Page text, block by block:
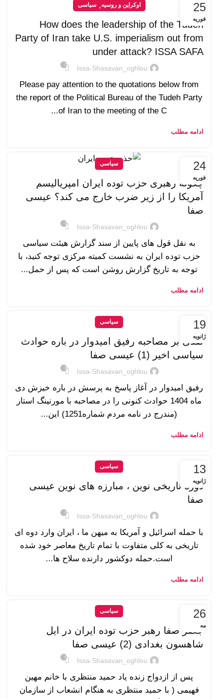
25
فوریه
اوکراین و روسیه,سیاسی
How does the leadership of the Tudeh
Party of Iran take U.S. imperialism out from
under attack? ISSA SAFA
Issa-Shasavan_oghlou
0
Please pay attention to the quotations below from
the report of the Political Bureau of the Tudeh Party
of Iran to the meeting of the C...
ادامه مطلب
24
فوریه
سیاسی
چگونه رهبری حزب توده ایران امپریالیسم
آمریکا را از زیر ضرب خارج می کند؟ عیسی
صفا
Issa-Shasavan_oghlou
0
به نقل قول های پایین از سند گزارش هیئت سیاسی
حزب توده ایران به نشست کمیته مرکزی توجه کنید، با
توجه به تاریخ گزارش روشن است که پس از حمل...
ادامه مطلب
19
ژانویه
سیاسی
نقدی بر مصاحبه رفیق امیدوار در باره حوادث
سیاسی اخیر (1) عیسی صفا
Issa-Shasavan_oghlou
0
رفیق امیدوار در آغاز پاسخ به پرسش در باره خیزش دی
ماه 1404 حوادث کنونی را در مصاحبه با مورنینگ استار
(مندرج در نامه مردم شماره1251) این...
ادامه مطلب
13
ژانویه
سیاسی
دوره تاریخی نوین ، مبارزه های نوین عیسی
صفا
Issa-Shasavan_oghlou
0
با حمله اسرائیل و آمریکا به میهن ما ، ایران وارد دوه ای
تاریخی به کلی متفاوت با تمام تاریخ معاصر خود شده
است.حمله دوکشور دارنده سلاح ها...
ادامه مطلب
26
مه
سیاسی
جعفر صفا رهبر حزب توده ایران در ایل
شاهسون بغدادی (2) عیسی صفا
Issa-Shasavan_oghlou
0
پس از ازدواج زنده یاد حمید منتظری با خانم مهین
فهیمی ( با حمید منتظری به هنگام انشعاب از سازمان